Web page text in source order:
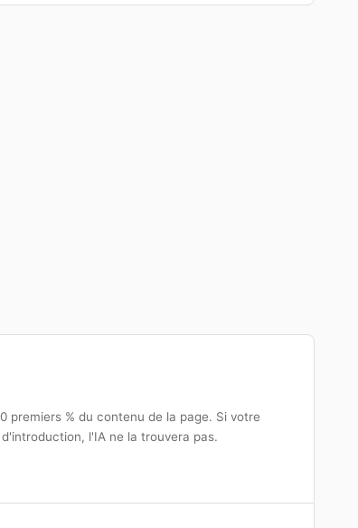
premiers % du contenu de la page. Si votre
l'IA ne la trouvera pas.